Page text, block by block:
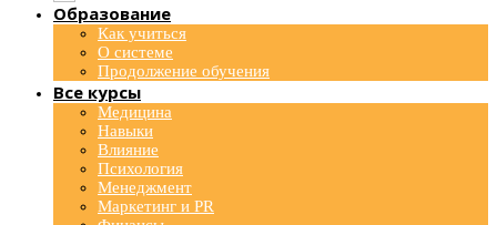
Образование
Как учиться
О системе
Продолжение обучения
Все курсы
Медицина
Навыки
Влияние
Психология
Менеджмент
Маркетинг и PR